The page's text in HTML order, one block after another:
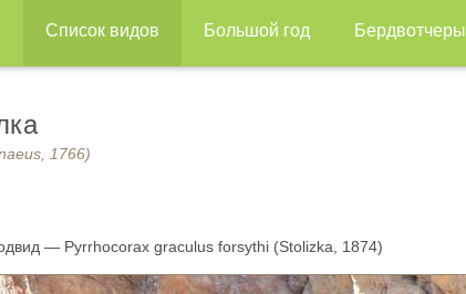
Список видов Большой год Бердвотчеры
1766)
— Pyrrhocorax graculus forsythi (Stolizka, 1874)